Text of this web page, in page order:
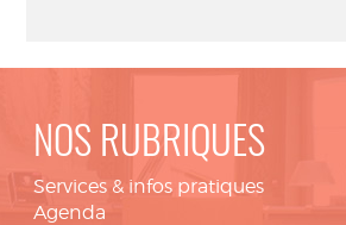
NOS RUBRIQUES
Services & infos pratiques
Agenda